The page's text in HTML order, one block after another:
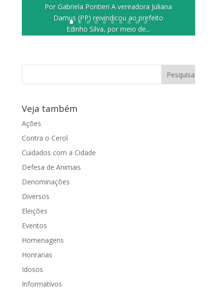
Por Gabriela Pontieri A vereadora Juliana
Damus (PP) reivindicou ao prefeito
Edinho Silva, por meio de...
Veja também
Ações
Contra o Cerol
Cuidados com a Cidade
Defesa de Animais
Denominações
Diversos
Eleições
Eventos
Homenagens
Honrarias
Idosos
Informativos